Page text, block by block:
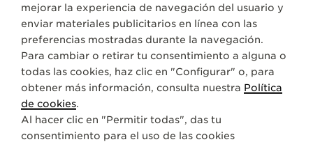
mejorar la experiencia de navegación del usuario y
enviar materiales publicitarios en línea con las
preferencias mostradas durante la navegación.
Para cambiar o retirar tu consentimiento a alguna o
todas las cookies, haz clic en "Configurar" o, para
obtener más información, consulta nuestra Política
de cookies.
Al hacer clic en "Permitir todas", das tu
consentimiento para el uso de las cookies